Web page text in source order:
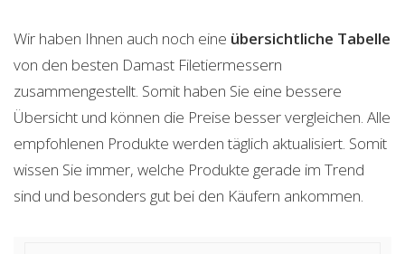
Wir haben Ihnen auch noch eine übersichtliche Tabelle
von den besten Damast Filetiermessern
zusammengestellt. Somit haben Sie eine bessere
Übersicht und können die Preise besser vergleichen. Alle
empfohlenen Produkte werden täglich aktualisiert. Somit
wissen Sie immer, welche Produkte gerade im Trend
sind und besonders gut bei den Käufern ankommen.